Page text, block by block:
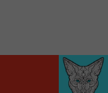
en un clic!
00:00